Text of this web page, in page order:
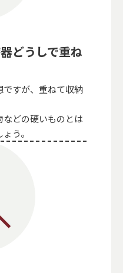
どうしで重ね
すが、重ねて収納
どの硬いものとは
う。